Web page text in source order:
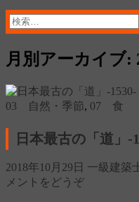
検
索:
月別アーカイブ:
03 自然・季節, 07 食
日本最古の「道」
2018年10月29日 一級建築
メントをどうぞ